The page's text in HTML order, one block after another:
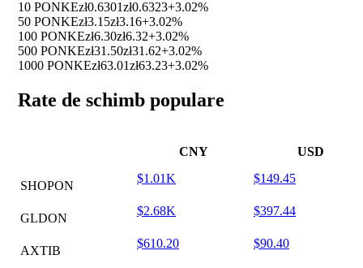
10 PONKEzł0.6301zł0.6323+3.02%
50 PONKEzł3.15zł3.16+3.02%
100 PONKEzł6.30zł6.32+3.02%
500 PONKEzł31.50zł31.62+3.02%
1000 PONKEzł63.01zł63.23+3.02%
Rate de schimb populare
CNY USD
SHOPON
$1.01K $149.45
GLDON
$2.68K $397.44
AXTIB
$610.20 $90.40